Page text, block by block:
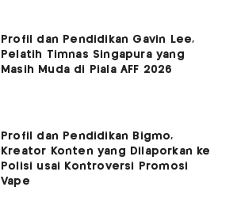
Profil dan Pendidikan Gavin Lee,
Pelatih Timnas Singapura yang
Masih Muda di Piala AFF 2026
Profil dan Pendidikan Bigmo,
Kreator Konten yang Dilaporkan ke
Polisi usai Kontroversi Promosi
Vape